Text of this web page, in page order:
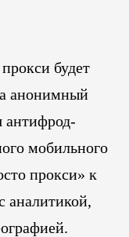
будет
анонимный
антифрод-
мобильного
прокси» к
аналитикой,